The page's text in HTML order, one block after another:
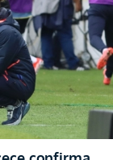
confirma
a los que han